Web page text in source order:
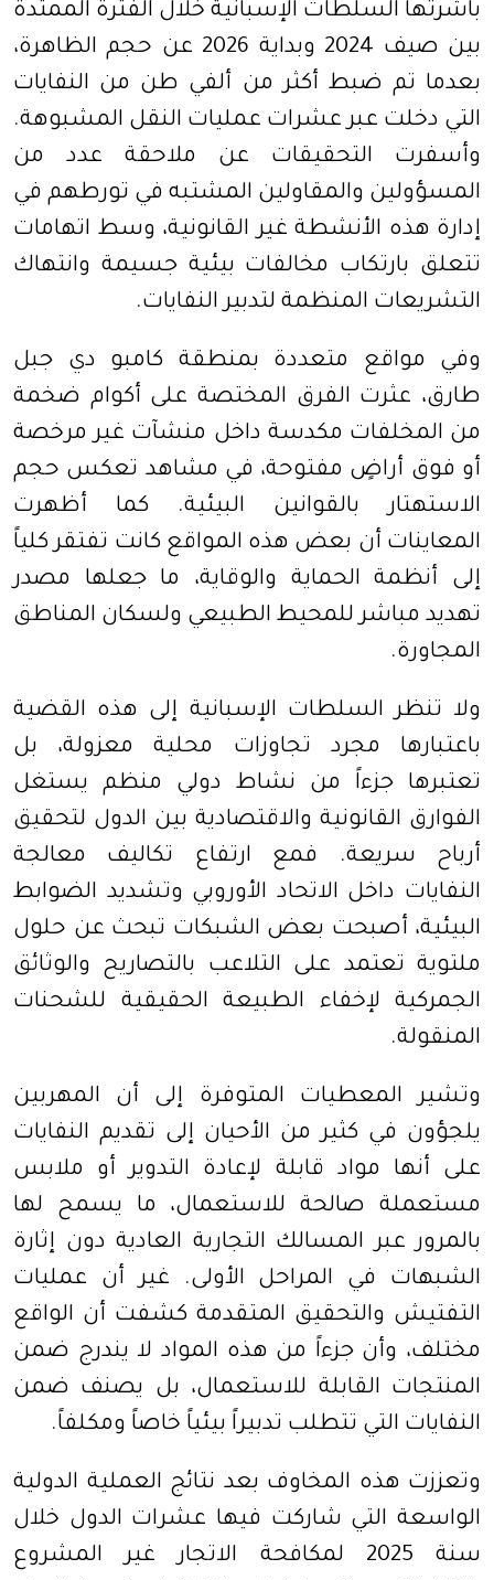
باشرتها السلطات الإسبانية خلال الفترة الممتدة
بين صيف 2024 وبداية 2026 عن حجم الظاهرة،
بعدما تم ضبط أكثر من ألفي طن من النفايات
التي دخلت عبر عشرات عمليات النقل المشبوهة.
وأسفرت التحقيقات عن ملاحقة عدد من
المسؤولين والمقاولين المشتبه في تورطهم في
إدارة هذه الأنشطة غير القانونية، وسط اتهامات
تتعلق بارتكاب مخالفات بيئية جسيمة وانتهاك
التشريعات المنظمة لتدبير النفايات.
وفي مواقع متعددة بمنطقة كامبو دي جبل
طارق، عثرت الفرق المختصة على أكوام ضخمة
من المخلفات مكدسة داخل منشآت غير مرخصة
أو فوق أراضٍ مفتوحة، في مشاهد تعكس حجم
الاستهتار بالقوانين البيئية. كما أظهرت
المعاينات أن بعض هذه المواقع كانت تفتقر كلياً
إلى أنظمة الحماية والوقاية، ما جعلها مصدر
تهديد مباشر للمحيط الطبيعي ولسكان المناطق
المجاورة.
ولا تنظر السلطات الإسبانية إلى هذه القضية
باعتبارها مجرد تجاوزات محلية معزولة، بل
تعتبرها جزءاً من نشاط دولي منظم يستغل
الفوارق القانونية والاقتصادية بين الدول لتحقيق
أرباح سريعة. فمع ارتفاع تكاليف معالجة
النفايات داخل الاتحاد الأوروبي وتشديد الضوابط
البيئية، أصبحت بعض الشبكات تبحث عن حلول
ملتوية تعتمد على التلاعب بالتصاريح والوثائق
الجمركية لإخفاء الطبيعة الحقيقية للشحنات
المنقولة.
وتشير المعطيات المتوفرة إلى أن المهربين
يلجؤون في كثير من الأحيان إلى تقديم النفايات
على أنها مواد قابلة لإعادة التدوير أو ملابس
مستعملة صالحة للاستعمال، ما يسمح لها
بالمرور عبر المسالك التجارية العادية دون إثارة
الشبهات في المراحل الأولى. غير أن عمليات
التفتيش والتحقيق المتقدمة كشفت أن الواقع
مختلف، وأن جزءاً من هذه المواد لا يندرج ضمن
المنتجات القابلة للاستعمال، بل يصنف ضمن
النفايات التي تتطلب تدبيراً بيئياً خاصاً ومكلفاً.
وتعززت هذه المخاوف بعد نتائج العملية الدولية
الواسعة التي شاركت فيها عشرات الدول خلال
سنة 2025 لمكافحة الاتجار غير المشروع